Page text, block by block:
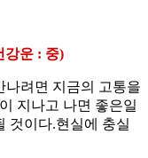
강운 : 중)
나려면 지금의 고통을
지나고 나면 좋은일
것이다.현실에 충실